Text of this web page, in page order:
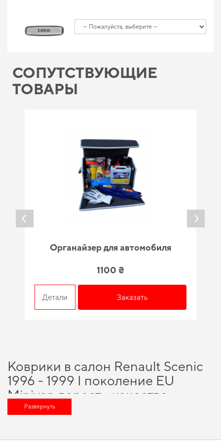
СОПУТСТВУЮЩИЕ
ТОВАРЫ
Органайзер для автомобиля
1100 ₴
Детали Заказать
Коврики в салон Renault Scenic
1996 - 1999 I поколение EU
Minivan дорест - качество,
проверенное временем и
Хотите улучшить оснащение авто,купить коврики ева в украинеи в
Развернуть